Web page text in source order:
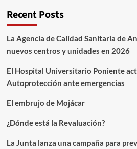
Recent Posts
La Agencia de Calidad Sanitaria de
nuevos centros y unidades en 2026
El Hospital Universitario Poniente
Autoprotección ante emergencias
El embrujo de Mojácar
¿Dónde está la Revaluación?
La Junta lanza una campaña para